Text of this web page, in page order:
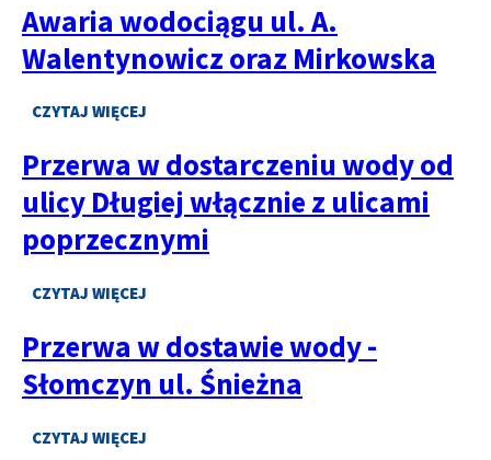
W
DOSTARCZENIU
WODY
ULICY
DŁUGIEJ
Z
ULICAMI
POPRZECZNYMI
Awaria wodociągu ul. A.
Walentynowicz oraz Mirkowska
CZYTAJ WIĘCEJ
O
WODOCIĄGU
UL.
A.
WALENTYNOWICZ
ORAZ
Przerwa w dostarczeniu wody od
ulicy Długiej włącznie z ulicami
poprzecznymi
CZYTAJ WIĘCEJ
O
W
DOSTARCZENIU
WODY
ULICY
DŁUGIEJ
Przerwa w dostawie wody -
Słomczyn ul. Śnieżna
CZYTAJ WIĘCEJ
O